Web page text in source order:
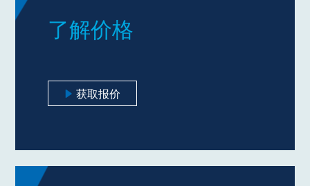
了解价格
获取报价